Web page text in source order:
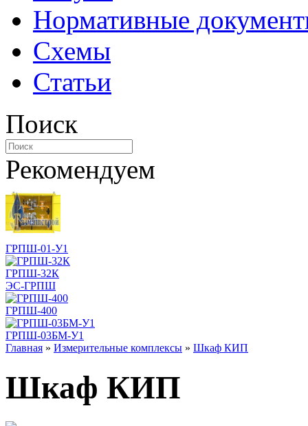
Нормативные
Схемы
Статьи
Поиск
Рекомендуем
ГРПШ-01-У1
ГРПШ-32К
ЭС-ГРПШ
ГРПШ-400
ГРПШ-03БМ-У1
Главная » Измерительные комплексы » Шкаф КИП
Шкаф КИП